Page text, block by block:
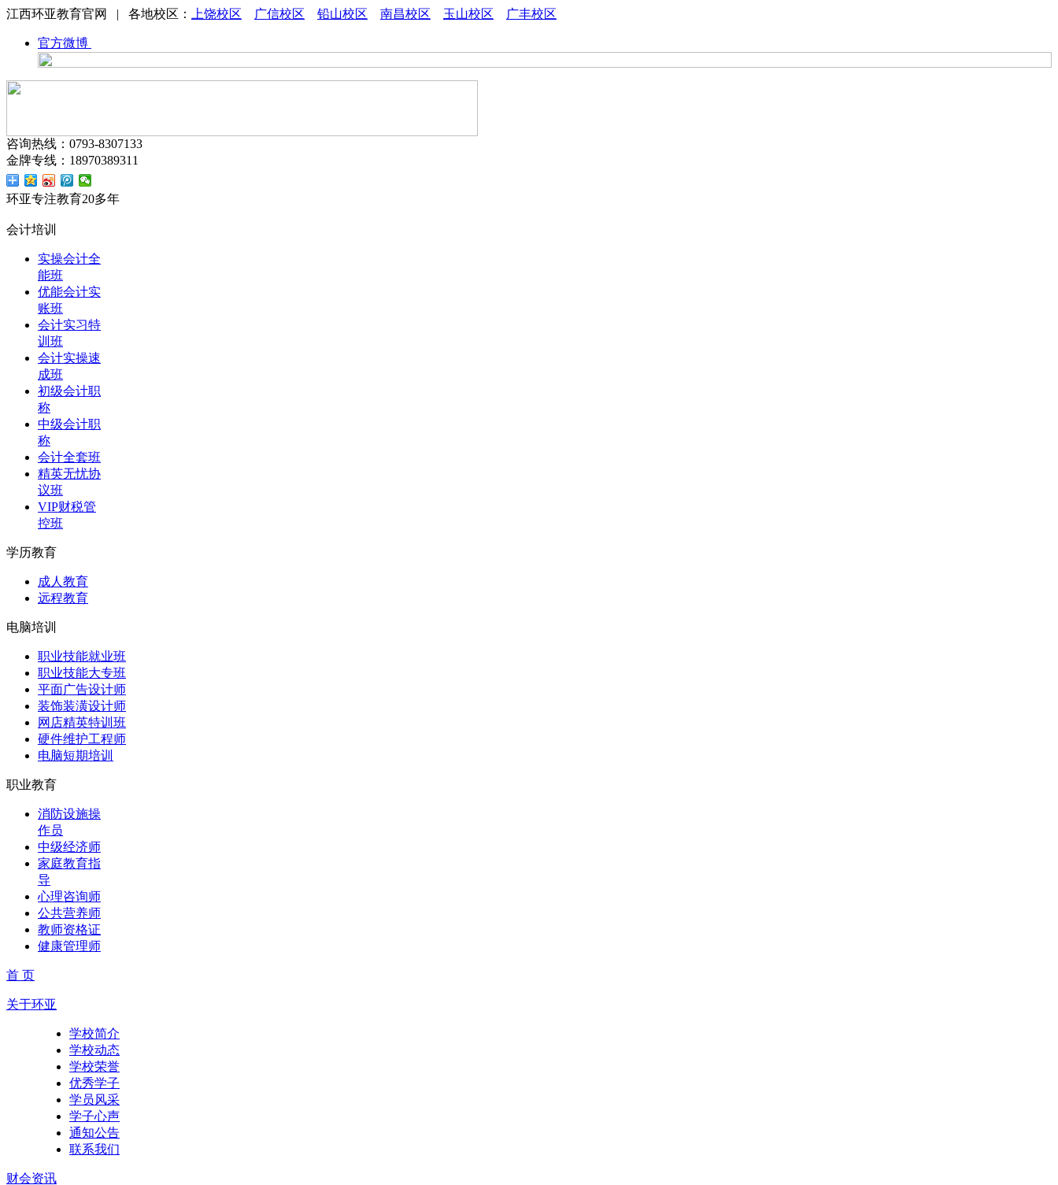
江西环亚教育官网 | 各地校区： 上饶校区 广信校区 铅山校区 南昌校区 玉山校区 广丰校区
官方微博
咨询热线：0793-8307133
金牌专线：18970389311
环亚专注教育20多年
会计培训
实操会计全
能班
优能会计实
账班
会计实习特
训班
会计实操速
成班
初级会计职
称
中级会计职
称
会计全套班
精英无忧协
议班
VIP财税管
控班
学历教育
成人教育
远程教育
电脑培训
职业技能就业班
职业技能大专班
平面广告设计师
装饰装潢设计师
网店精英特训班
硬件维护工程师
电脑短期培训
职业教育
消防设施操
作员
中级经济师
家庭教育指
导
心理咨询师
公共营养师
教师资格证
健康管理师
首 页
关于环亚
学校简介
学校动态
学校荣誉
优秀学子
学员风采
学子心声
通知公告
联系我们
财会资讯